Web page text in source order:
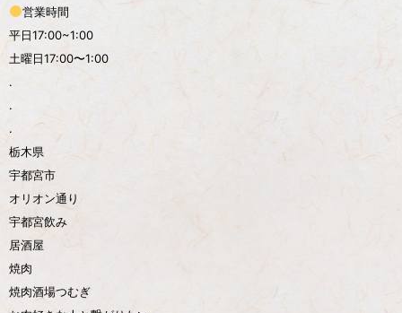
営業時間
平日17:00~1:00
土曜日17:00〜1:00
.
.
.
栃木県
宇都宮市
オリオン通り
宇都宮飲み
居酒屋
焼肉
焼肉酒場つむぎ